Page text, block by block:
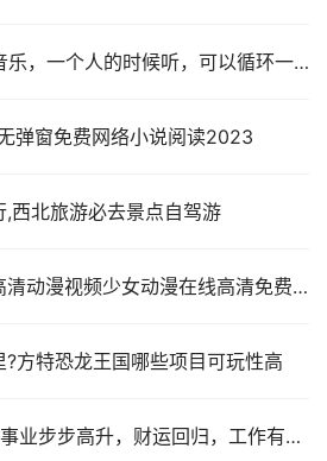
，一个人的时候听，可以循环一整天
弹窗免费网络小说阅读2023
西北旅游必去景点自驾游
视频少女动漫在线高清免费观看动漫视频
方特恐龙王国哪些项目可玩性高
步步高升，财运回归，工作有好运